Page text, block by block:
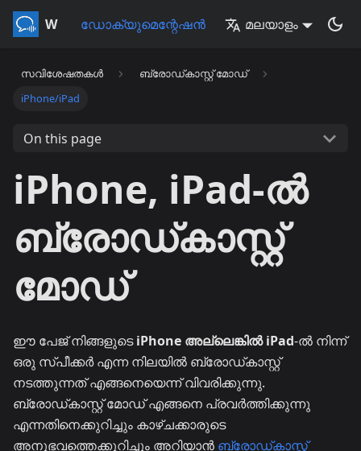
Whisperr ഡോക്യുമെന്റേഷൻ മലയാളം
സവിശേഷതകൾ
ബ്രോഡ്കാസ്റ്റ് മോഡ്
iPhone/iPad
On this page
iPhone, iPad-ൽ
ബ്രോഡ്കാസ്റ്റ്
മോഡ്
ഈ പേജ് നിങ്ങളുടെiPhone അല്ലെങ്കിൽ iPad-ൽ നിന്ന്
ഒരു സ്പീക്കർ എന്ന നിലയിൽ ബ്രോഡ്കാസ്റ്റ്
നടത്തുന്നത് എങ്ങനെയെന്ന് വിവരിക്കുന്നു.
ബ്രോഡ്കാസ്റ്റ് മോഡ് എങ്ങനെ പ്രവർത്തിക്കുന്നു
എന്നതിനെക്കുറിച്ചും കാഴ്ചക്കാരുടെ
അനുഭവത്തെക്കുറിച്ചും അറിയാൻ ബ്രോഡ്കാസ്റ്റ്